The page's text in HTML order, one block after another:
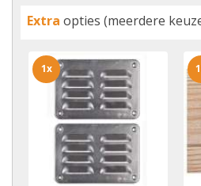
Extra opties (meerdere
1x